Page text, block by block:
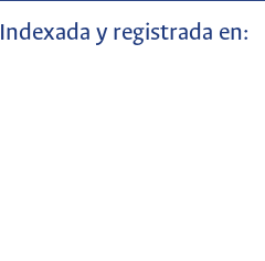
Indexada y registrada en: